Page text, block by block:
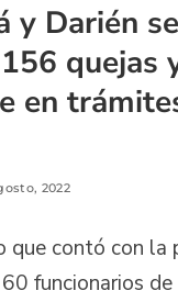
y Darién
quejas
en
2022
que contó con la
funcionarios de